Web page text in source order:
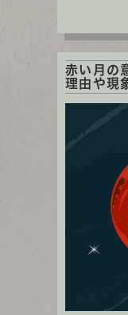
赤い月の
理由や現